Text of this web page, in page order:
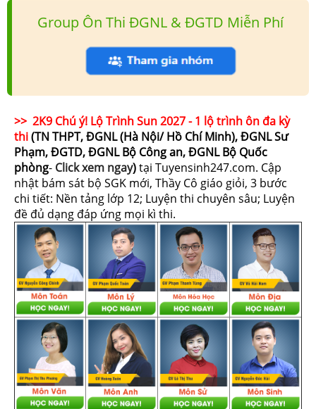
Group Ôn Thi ĐGNL & ĐGTD Miễn Phí
>> 2K9 Chú ý! Lộ Trình Sun 2027 - 1 lộ trình ôn đa kỳ
thi(TN THPT, ĐGNL (Hà Nội/ Hồ Chí Minh), ĐGNL Sư
Phạm, ĐGTD, ĐGNL Bộ Công an, ĐGNL Bộ Quốc
phòng- Click xem ngay)tại Tuyensinh247.com. Cập
nhật bám sát bộ SGK mới, Thầy Cô giáo giỏi, 3 bước
chi tiết: Nền tảng lớp 12; Luyện thi chuyên sâu; Luyện
đề đủ dạng đáp ứng mọi kì thi.